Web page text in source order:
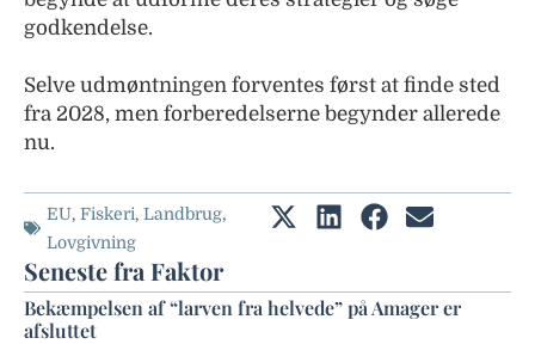
godkendelse.
Selve udmøntningen forventes først at finde sted
fra 2028, men forberedelserne begynder allerede
nu.
EU, Fiskeri, Landbrug,
Lovgivning
Seneste fra Faktor
Bekæmpelsen af “larven fra helvede” på Amager er
afsluttet